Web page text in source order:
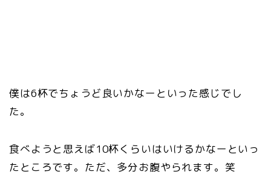
僕は6杯でちょうど良いかなーといった感じでし
た。
食べようと思えば10杯くらいはいけるかなーといっ
たところです。ただ、多分お腹やられます。笑